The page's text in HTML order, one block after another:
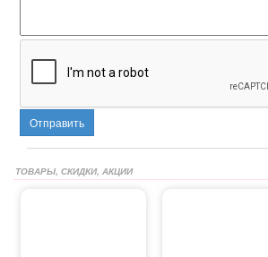
Отправить
ТОВАРЫ, СКИДКИ, АКЦИИ